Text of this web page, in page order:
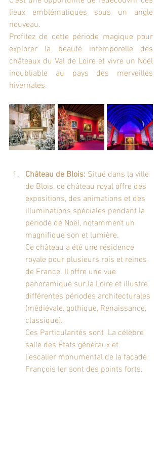
lieux emblématiques sous un angle
nouveau.
Profitez de cette période magique pour
explorer la beauté intemporelle des
châteaux du Val de Loire et vivre un Noël
inoubliable au pays des merveilles
hivernales.
Château de Blois: Situé dans la ville
de Blois, ce château royal offre des
expositions, des animations et des
illuminations spéciales pendant la
période de Noël, notamment un
magnifique son et lumière.
Ce château a été une résidence
royale pour plusieurs rois et reines
de France. Il offre une vue
panoramique sur la Loire et illustre
différentes périodes architecturales
(médiévale, gothique, Renaissance,
classique).
Ces Particularités sont  La célèbre
salle des États généraux et
l'escalier monumental de la façade
François Ier sont des points forts.